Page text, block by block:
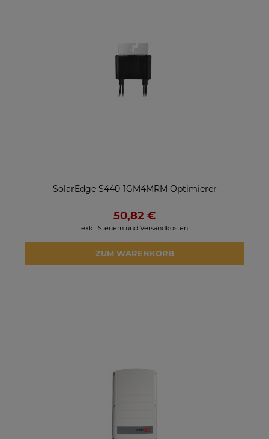
SolarEdge S440-1GM4MRM Optimierer
50,82 €
exkl. Steuern und Versandkosten
ZUM WARENKORB